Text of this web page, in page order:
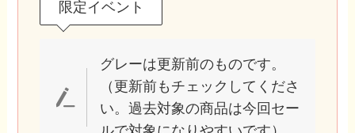
限定イベント
グレーは更新前のものです。
（更新前もチェックしてくださ
い。過去対象の商品は今回セー